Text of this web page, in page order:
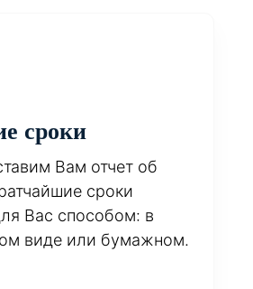
сроки
Вам отчет об
сроки
Вас способом: в
виде или бумажном.